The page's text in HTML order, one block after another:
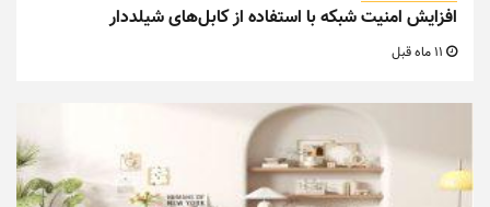
افزایش امنیت شبکه با استفاده از کابل‌های شیلددار